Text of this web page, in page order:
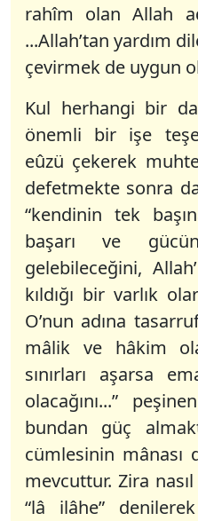
rahîm olan Allah
...Allah’tan yardım
çevirmek de uygun
Kul herhangi bir
önemli bir işe
eûzü çekerek
defetmekte sonra
“kendinin tek
başarı ve
gelebileceğini,
kıldığı bir varlık
O’nun adına
mâlik ve hâkim
sınırları aşarsa
olacağını...”
bundan güç
cümlesinin mânası
mevcuttur. Zira
“lâ ilâhe”